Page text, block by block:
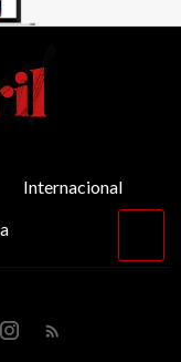
Internacional